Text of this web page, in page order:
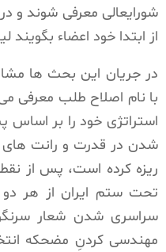
شورایعالی معرفی شوند و در
از ابتدا خود اعضاء بگویند
در جریان این بحث ها
با نام اصلاح طلب معرفی
استراتژی خود را بر
شدن در قدرت و رانت های
تحت ستم ایران از هر
سراسری شدن شعار
مهندسی کردنِ مضحکه